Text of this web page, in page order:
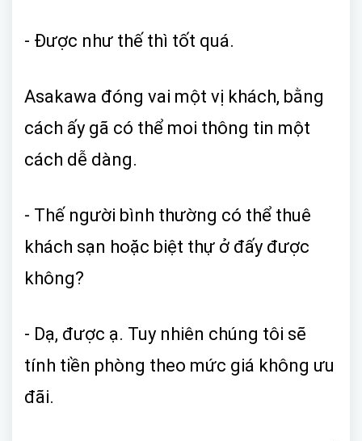
- Được như thế thì tốt quá.
Asakawa đóng vai một vị khách, bằng
cách ấy gã có thể moi thông tin một
cách dễ dàng.
- Thế người bình thường có thể thuê
khách sạn hoặc biệt thự ở đấy được
không?
- Dạ, được ạ. Tuy nhiên chúng tôi sẽ
tính tiền phòng theo mức giá không ưu
đãi.